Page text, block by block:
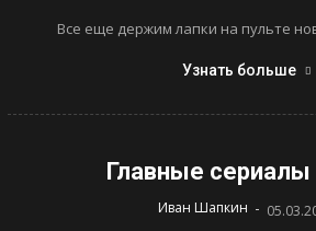
Все еще держим лапки на пульте
Узнать больше
Главные сериалы
Иван Шапкин -